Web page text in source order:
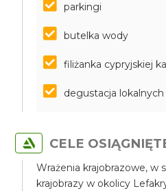
parkingi
butelka wody
filiżanka cypryjskiej
degustacja
CELE
Wrażenia krajobrazowe, w
krajobrazy w okolicy